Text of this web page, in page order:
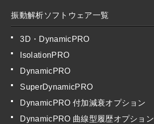
振動解析ソフトウェア一覧
3D・DynamicPRO
IsolationPRO
DynamicPRO
SuperDynamicPRO
DynamicPRO 付加減衰オプション
DynamicPRO 曲線型履歴オプション